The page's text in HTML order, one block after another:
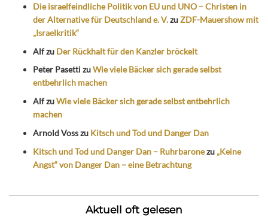
Die israelfeindliche Politik von EU und UNO – Christen in
der Alternative für Deutschland e. V.zuZDF-Mauershow mit
„Israelkritik“
Alfzu Der Rückhalt für den Kanzler bröckelt
Peter PasettizuWie viele Bäcker sich gerade selbst
entbehrlich machen
AlfzuWie viele Bäcker sich gerade selbst entbehrlich
machen
Arnold Vosszu Kitsch und Tod und Danger Dan
Kitsch und Tod und Danger Dan – Ruhrbaronezu „Keine
Angst“ von Danger Dan – eine Betrachtung
Aktuell oft gelesen